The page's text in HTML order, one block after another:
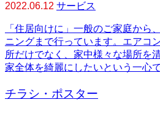
2022.06.12 サービス
「住居向けに」一般のご家庭から
ニングまで行っています。エアコ
所だけでなく、家中様々な場所を
家全体を綺麗にしたいという一心
チラシ・ポスター